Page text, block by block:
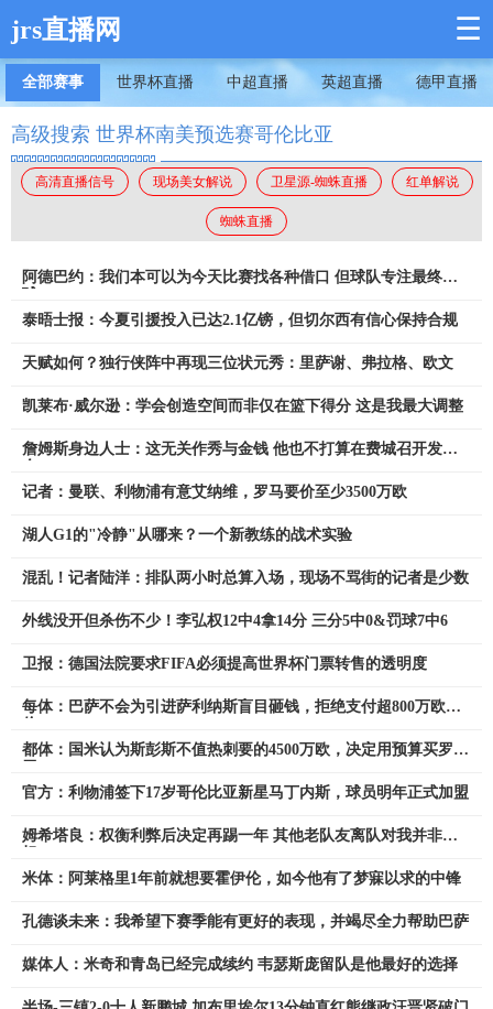
jrs直播网 ☰
全部赛事 世界杯直播 中超直播 英超直播 德甲直播
高级搜索 世界杯南美预选赛哥伦比亚
高清直播信号 现场美女解说 卫星源-蜘蛛直播 红单解说
蜘蛛直播
阿德巴约：我们本可以为今天比赛找各种借口 但球队专注最终赢
泰晤士报：今夏引援投入已达2.1亿镑，但切尔西有信心保持合规
天赋如何？独行侠阵中再现三位状元秀：里萨谢、弗拉格、欧文
凯莱布·威尔逊：学会创造空间而非仅在篮下得分 这是我最大调整
詹姆斯身边人士：这无关作秀与金钱 他也不打算在费城召开发布
记者：曼联、利物浦有意艾纳维，罗马要价至少3500万欧
湖人G1的"冷静"从哪来？一个新教练的战术实验
混乱！记者陆洋：排队两小时总算入场，现场不骂街的记者是少数
外线没开但杀伤不少！李弘权12中4拿14分 三分5中0&罚球7中6
卫报：德国法院要求FIFA必须提高世界杯门票转售的透明度
每体：巴萨不会为引进萨利纳斯盲目砸钱，拒绝支付超800万欧总
都体：国米认为斯彭斯不值热刺要的4500万欧，决定用预算买罗梅
官方：利物浦签下17岁哥伦比亚新星马丁内斯，球员明年正式加盟
姆希塔良：权衡利弊后决定再踢一年 其他老队友离队对我并非负
米体：阿莱格里1年前就想要霍伊伦，如今他有了梦寐以求的中锋
孔德谈未来：我希望下赛季能有更好的表现，并竭尽全力帮助巴萨
媒体人：米奇和青岛已经完成续约 韦瑟斯庞留队是他最好的选择